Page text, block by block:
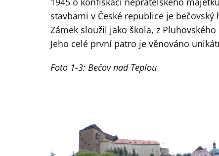
stavbami v České republice je
Zámek sloužil jako škola, z
Jeho celé první patro je věnováno
Foto 1-3: Bečov nad Teplou